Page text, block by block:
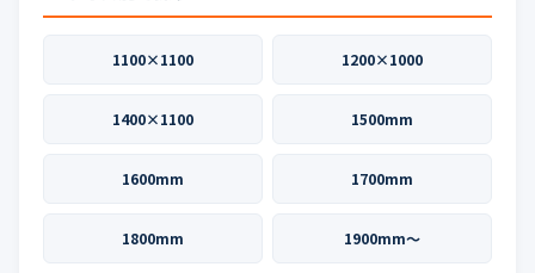
1100×1100 1200×1000
1400×1100 1500mm
1600mm 1700mm
1800mm 1900mm〜